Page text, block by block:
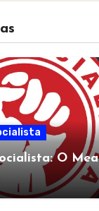
O Mea